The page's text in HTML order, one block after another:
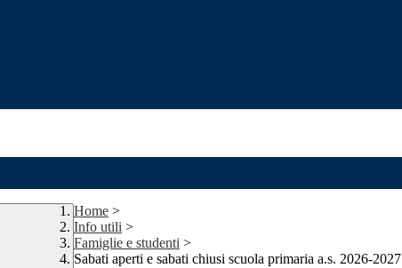
Home >
Info utili >
Famiglie e studenti >
Sabati aperti e sabati chiusi scuola primaria a.s. 2026-2027